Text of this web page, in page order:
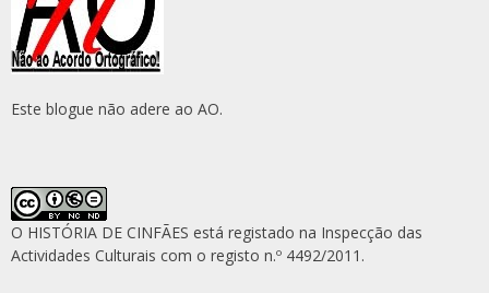
Este blogue não adere ao AO.
O HISTÓRIA DE CINFÃES está registado na Inspecção das
Actividades Culturais com o registo n.º 4492/2011.